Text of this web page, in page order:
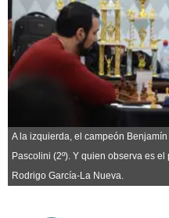
Sociedad y tiempo
libre
Cartón Lleno
Fúnebres
Clasificados
A la izquierda, el campeón
Pascolini (2º). Y quien observa es
Rodrigo García-La Nueva.